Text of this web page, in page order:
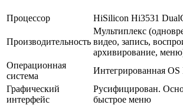
Процессор HiSilicon Hi3531
Производительность
Мультиплекс
видео, запись,
архивирование,
Операционная
система
Интегрированная
Графический
интерфейс
Русифицирован.
быстрое меню